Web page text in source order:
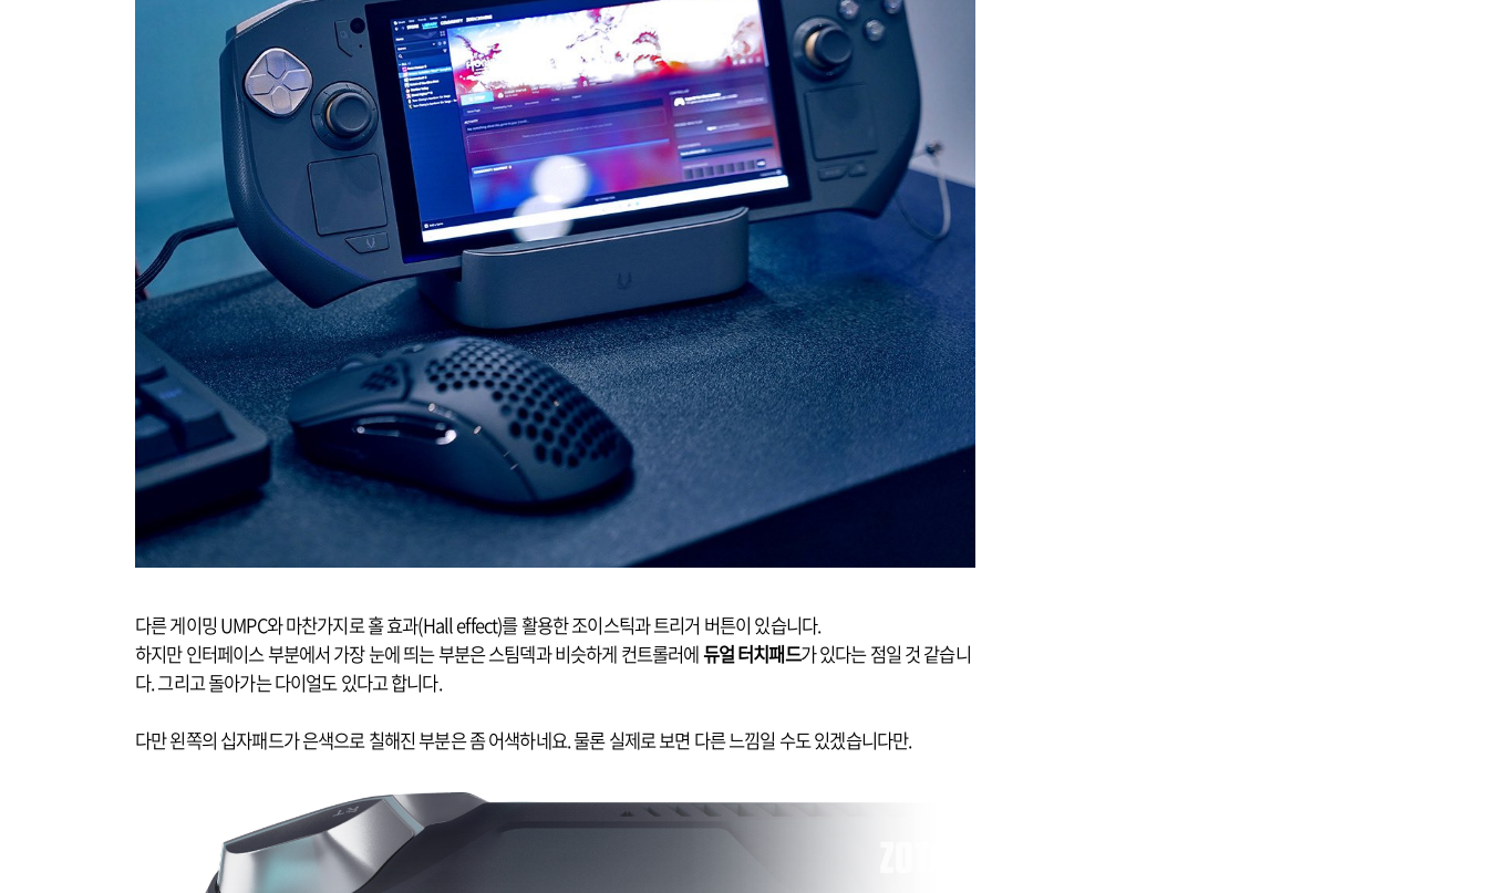
다른 게이밍 UMPC와 마찬가지로 홀 효과(Hall effect)를 활용한 조이스틱과 트리거 버튼이 있습니다.
하지만 인터페이스 부분에서 가장 눈에 띄는 부분은 스팀덱과 비슷하게 컨트롤러에듀얼 터치패드가 있다는 점일 것 같습니
다. 그리고 돌아가는 다이얼도 있다고 합니다.
다만 왼쪽의 십자패드가 은색으로 칠해진 부분은 좀 어색하네요. 물론 실제로 보면 다른 느낌일 수도 있겠습니다만.